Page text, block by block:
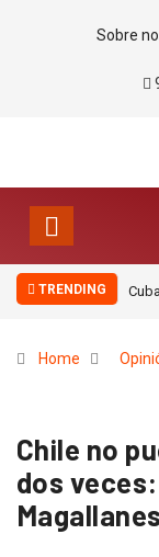
Sobre
TRENDING
Home
Chile no
dos
Magallanes